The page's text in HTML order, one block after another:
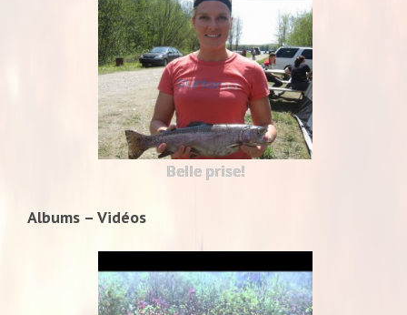
Belle prise!
Albums – Vidéos